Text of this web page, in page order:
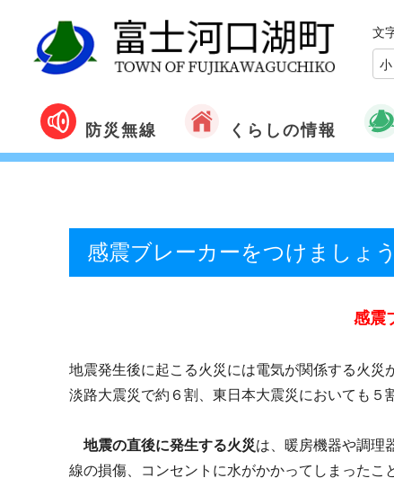
文
小
防災無線 くらしの情報
感震ブレーカーをつけましょう
感震
地震発生後に起こる火災には電気が関係する火災
淡路大震災で約６割、東日本大震災においても５
地震の直後に発生する火災は、暖房機器や調理
線の損傷、コンセントに水がかかってしまったこ